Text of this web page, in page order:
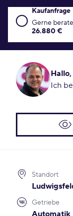
Kaufanfrage
Kaufanfrage
Gerne
26.880 €
Ich
Standort
Getriebe
Automatik